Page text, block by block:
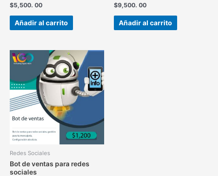
Valorado
en
0
$5,500. 00
Añadir al carrito
Valorado
en
0
$9,500. 00
Añadir al carrito
Redes Sociales
Bot de ventas para redes
sociales